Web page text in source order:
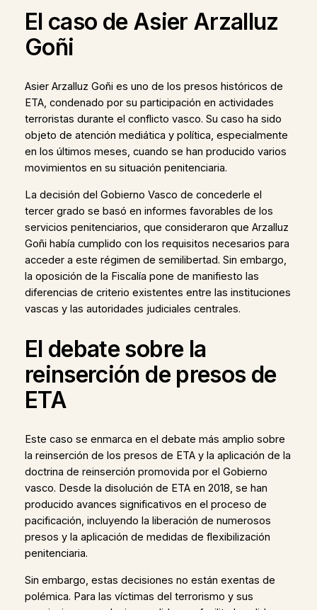
El caso de Asier Arzalluz
Goñi
Asier Arzalluz Goñi es uno de los presos históricos de
ETA, condenado por su participación en actividades
terroristas durante el conflicto vasco. Su caso ha sido
objeto de atención mediática y política, especialmente
en los últimos meses, cuando se han producido varios
movimientos en su situación penitenciaria.
La decisión del Gobierno Vasco de concederle el
tercer grado se basó en informes favorables de los
servicios penitenciarios, que consideraron que Arzalluz
Goñi había cumplido con los requisitos necesarios para
acceder a este régimen de semilibertad. Sin embargo,
la oposición de la Fiscalía pone de manifiesto las
diferencias de criterio existentes entre las instituciones
vascas y las autoridades judiciales centrales.
El debate sobre la
reinserción de presos de
ETA
Este caso se enmarca en el debate más amplio sobre
la reinserción de los presos de ETA y la aplicación de la
doctrina de reinserción promovida por el Gobierno
vasco. Desde la disolución de ETA en 2018, se han
producido avances significativos en el proceso de
pacificación, incluyendo la liberación de numerosos
presos y la aplicación de medidas de flexibilización
penitenciaria.
Sin embargo, estas decisiones no están exentas de
polémica. Para las víctimas del terrorismo y sus